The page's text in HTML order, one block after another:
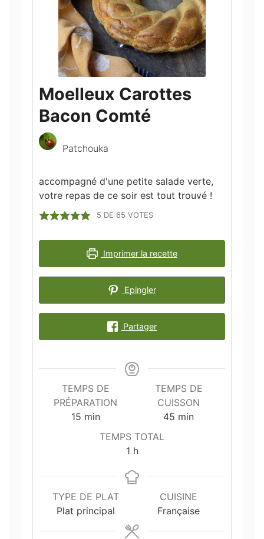
Moelleux Carottes
Bacon Comté
Patchouka
accompagné d'une petite salade verte,
votre repas de ce soir est tout trouvé !
5 DE 65 VOTES
Imprimer la recette
Epingler
Partager
TEMPS DE
PRÉPARATION
15minutes
min
TEMPS DE
CUISSON
45 minutes
min
TEMPS TOTAL
1heure
h
TYPE DE PLAT
Plat principal
CUISINE
Française